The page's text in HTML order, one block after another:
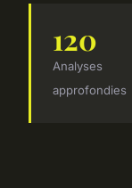
120
Analyses
approfondies